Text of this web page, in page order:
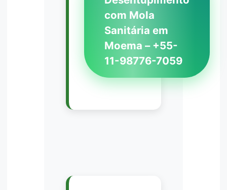
com Mola
Sanitária em
Moema – +55-
11-98776-7059